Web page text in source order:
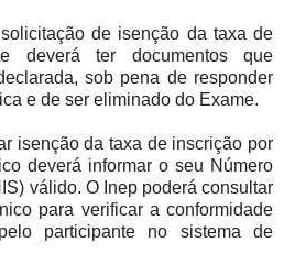
de isenção da taxa de
deverá ter documentos que
sob pena de responder
e de ser eliminado do Exame.
isenção da taxa de inscrição por
deverá informar o seu Número
válido. O Inep poderá consultar
para verificar a conformidade
participante no sistema de